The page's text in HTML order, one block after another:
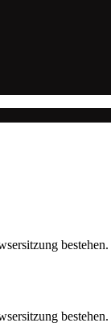
bestehen.
bestehen.